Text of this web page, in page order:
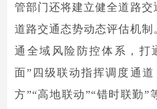
管部门还将建立健全道路
道路交通态势动态评估机制
通全域风险防控体系，打
面”四级联动指挥调度通
方”“高地联动”“错时联勤”